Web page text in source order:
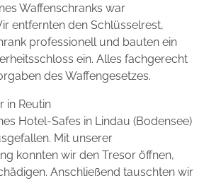
Waffenschranks war
entfernten den Schlüsselrest,
professionell und bauten ein
ein. Alles fachgerecht
des Waffengesetzes.
in Reutin
Hotel-Safes in Lindau (Bodensee)
Mit unserer
konnten wir den Tresor öffnen,
Anschließend tauschten wir